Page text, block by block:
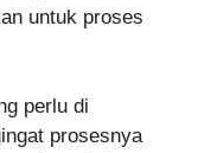
untuk proses
perlu di
prosesnya